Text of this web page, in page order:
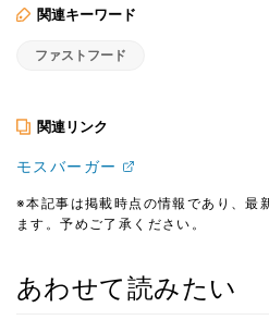
関連キーワード
ファストフード
関連リンク
モスバーガー
※本記事は掲載時点の情報であり、最
ます。予めご了承ください。
あわせて読みたい